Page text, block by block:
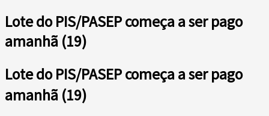
Lote do PIS/PASEP começa a ser pago
amanhã (19)
Lote do PIS/PASEP começa a ser pago
amanhã (19)